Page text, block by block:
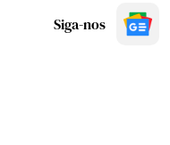
Siga-nos